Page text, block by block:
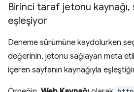
Birinci taraf jetonu kaynağı,
eşleşiyor
Deneme sürümüne kaydolurken
değerinin, jetonu sağlayan meta
içeren sayfanın kaynağıyla